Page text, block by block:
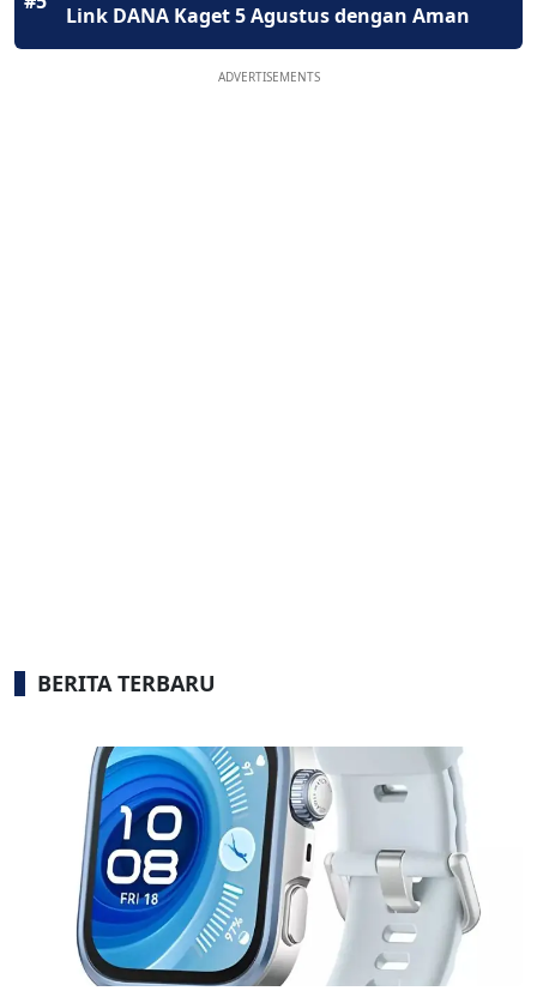
Link DANA Kaget 5 Agustus dengan Aman
ADVERTISEMENTS
BERITA TERBARU